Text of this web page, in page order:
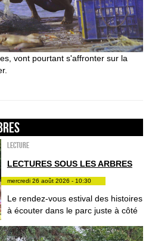
vont pourtant s'affronter sur la
Lecture
LECTURES SOUS LES ARBRES
mercredi 26 août 2026 - 10:30
Le rendez-vous estival des histoires
à écouter dans le parc juste à côté